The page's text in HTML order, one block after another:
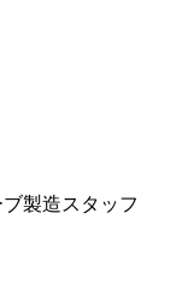
製造スタッフ